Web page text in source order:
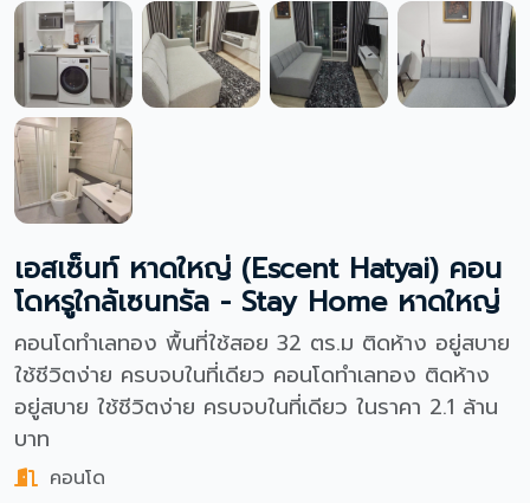
เอสเซ็นท์ หาดใหญ่ (Escent Hatyai) คอน
โดหรูใกล้เซนทรัล - Stay Home หาดใหญ่
คอนโดทำเลทอง พื้นที่ใช้สอย 32 ตร.ม ติดห้าง อยู่สบาย
ใช้ชีวิตง่าย ครบจบในที่เดียว คอนโดทำเลทอง ติดห้าง
อยู่สบาย ใช้ชีวิตง่าย ครบจบในที่เดียว ในราคา 2.1 ล้าน
บาท
คอนโด